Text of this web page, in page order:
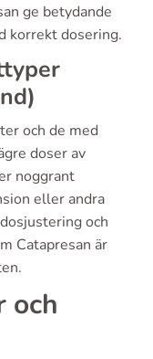
ge betydande
korrekt dosering.
och de med
doser av
noggrant
eller andra
och
Catapresan är
och